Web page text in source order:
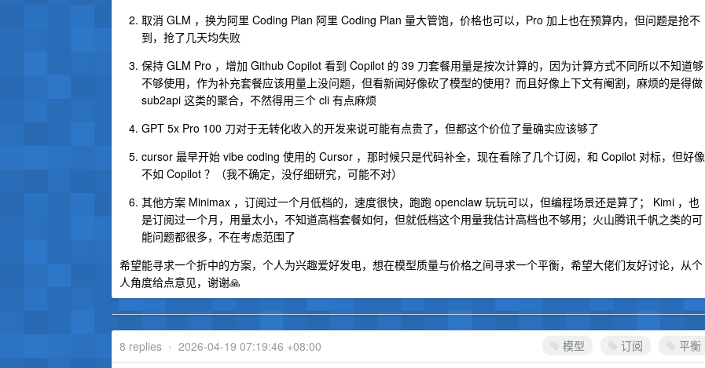
取消 GLM ，换为阿里 Coding Plan 阿里 Coding Plan 量大管饱，价格也可以，Pro 加上也在预算内，但问题是抢不
到，抢了几天均失败
保持 GLM Pro ，增加 Github Copilot 看到 Copilot 的 39 刀套餐用量是按次计算的，因为计算方式不同所以不知道够
不够使用，作为补充套餐应该用量上没问题，但看新闻好像砍了模型的使用？而且好像上下文有阉割，麻烦的是得做
sub2api 这类的聚合，不然得用三个 cli 有点麻烦
GPT 5x Pro 100 刀对于无转化收入的开发来说可能有点贵了，但都这个价位了量确实应该够了
cursor 最早开始 vibe coding 使用的 Cursor ，那时候只是代码补全，现在看除了几个订阅，和 Copilot 对标，但好像
不如 Copilot ？（我不确定，没仔细研究，可能不对）
其他方案 Minimax ，订阅过一个月低档的，速度很快，跑跑 openclaw 玩玩可以，但编程场景还是算了； Kimi ，也
是订阅过一个月，用量太小，不知道高档套餐如何，但就低档这个用量我估计高档也不够用；火山腾讯千帆之类的可
能问题都很多，不在考虑范围了
希望能寻求一个折中的方案，个人为兴趣爱好发电，想在模型质量与价格之间寻求一个平衡，希望大佬们友好讨论，从个
人角度给点意见，谢谢🙏
模型 订阅 平衡
8 replies • 2026-04-19 07:19:46 +08:00